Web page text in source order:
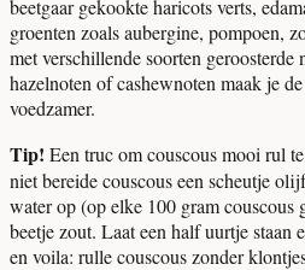
beetgaar gekookte haricots verts,
groenten zoals aubergine, pompoen,
met verschillende soorten geroosterde
hazelnoten of cashewnoten maak je
voedzamer.
Tip! Een truc om couscous mooi rul
niet bereide couscous een scheutje
water op (op elke 100 gram couscous
beetje zout. Laat een half uurtje staan
en voila: rulle couscous zonder